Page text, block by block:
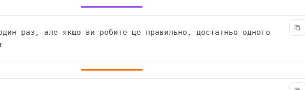
раз, але якщо ви робите це правильно, достатньо одного